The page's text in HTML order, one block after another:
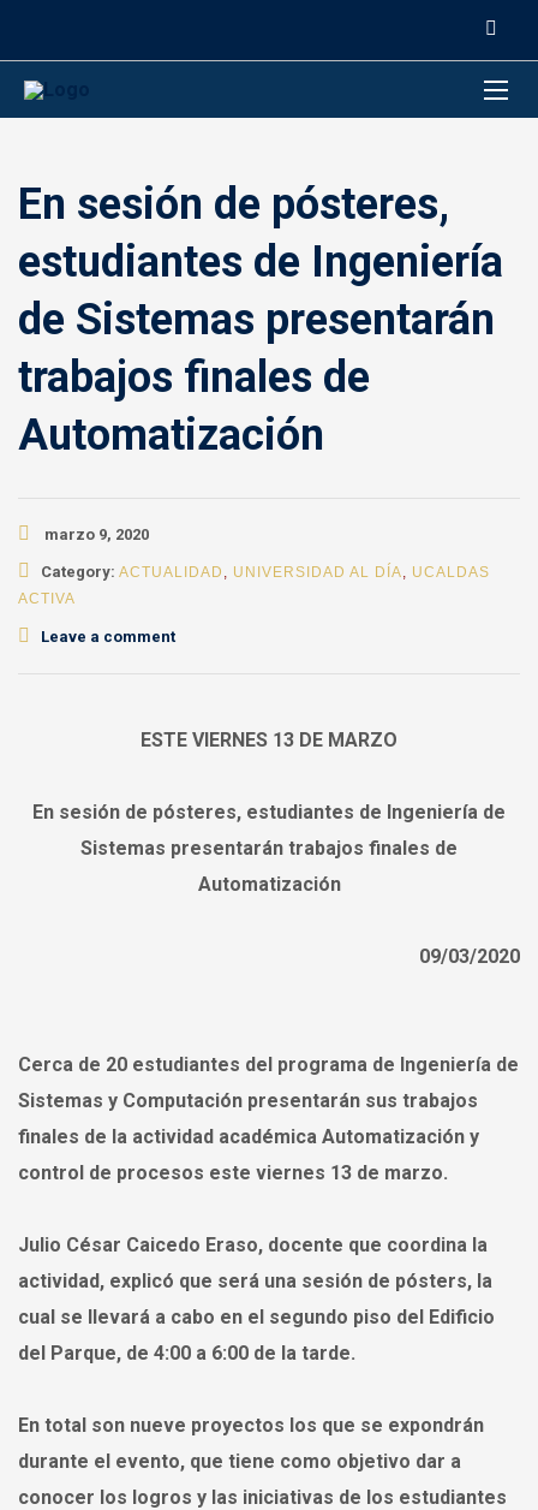
En sesión de pósteres,
estudiantes de Ingeniería
de Sistemas presentarán
trabajos finales de
Automatización
marzo 9, 2020
Category: ACTUALIDAD , UNIVERSIDAD AL DÍA, UCALDAS
ACTIVA
Leave a comment
ESTE VIERNES 13 DE MARZO
En sesión de pósteres, estudiantes de Ingeniería de
Sistemas presentarán trabajos finales de
Automatización
09/03/2020
Cerca de 20 estudiantes del programa de Ingeniería de
Sistemas y Computación presentarán sus trabajos
finales de la actividad académica Automatización y
control de procesos este viernes 13 de marzo.
Julio César Caicedo Eraso, docente que coordina la
actividad, explicó que será una sesión de pósters, la
cual se llevará a cabo en el segundo piso del Edificio
del Parque, de 4:00 a 6:00 de la tarde.
En total son nueve proyectos los que se expondrán
durante el evento, que tiene como objetivo dar a
conocer los logros y las iniciativas de los estudiantes